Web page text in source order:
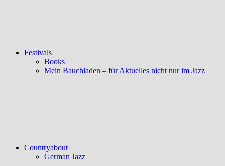
Festivals
Books
Mein Bauchladen – für Aktuelles nicht nur im Jazz
Countryabout
German Jazz